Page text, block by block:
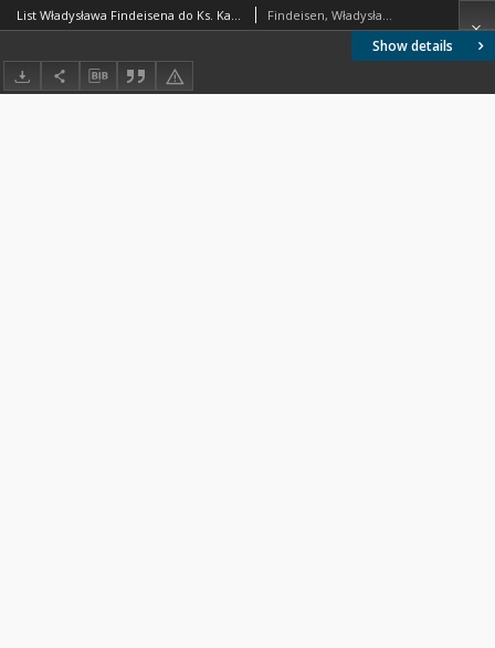
Show details
List Władysława Findeisena do Ks. Kardynała Józefa Glempa, z dnia 3 października 1990 r. Findeisen, Władysław (1926-2023)